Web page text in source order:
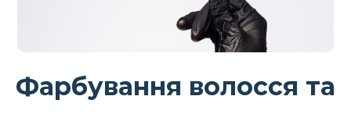
Фарбування волосся та